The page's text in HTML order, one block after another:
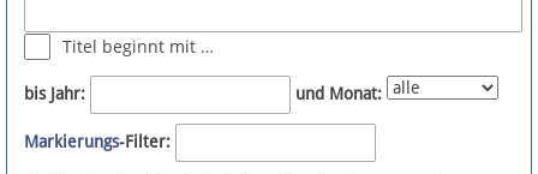
Newsletter
Bluesky
Titel beginnt mit …
bis Jahr: und Monat:
Markierungs-Filter: